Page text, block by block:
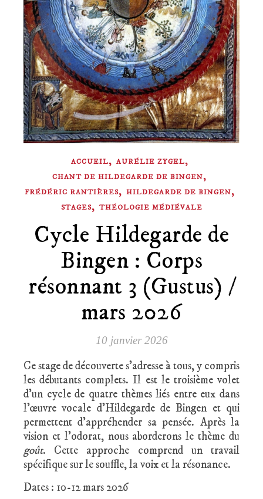
ACCUEIL, AURÉLIE ZYGEL,
CHANT DE HILDEGARDE DE BINGEN,
FRÉDÉRIC RANTIÈRES, HILDEGARDE DE BINGEN,
STAGES, THÉOLOGIE MÉDIÉVALE
Cycle Hildegarde de
Bingen : Corps
résonnant 3 (Gustus) /
mars 2026
10 janvier 2026
Ce stage de découverte s’adresse à tous, y compris
les débutants complets. Il est le troisième volet
d’un cycle de quatre thèmes liés entre eux dans
l’œuvre vocale d’Hildegarde de Bingen et qui
permettent d’appréhender sa pensée. Après la
vision et l’odorat, nous aborderons le thème du
goût. Cette approche comprend un travail
spécifique sur le souffle, la voix et la résonance.
Dates : 10-12 mars 2026